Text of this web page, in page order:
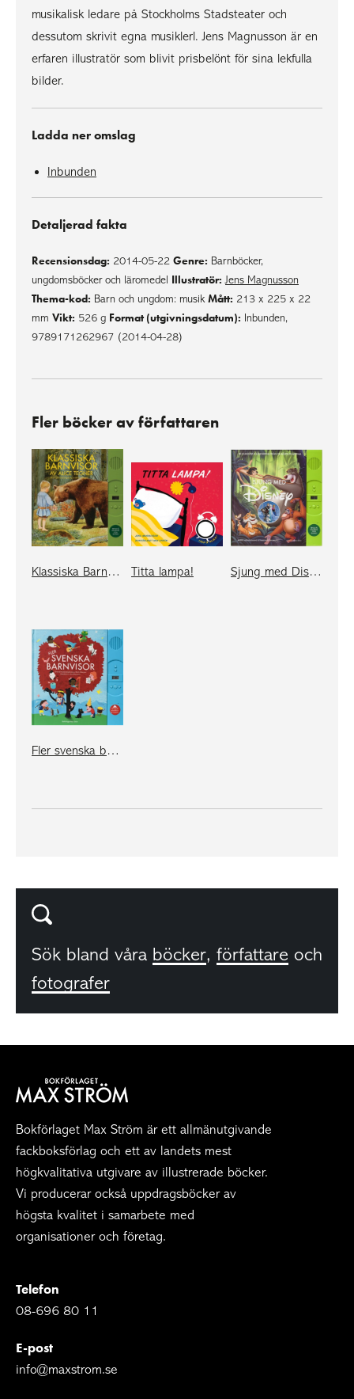
musikalisk ledare på Stockholms Stadsteater och
dessutom skrivit egna musiklerl. Jens Magnusson är en
erfaren illustratör som blivit prisbelönt för sina lekfulla
bilder.
Ladda ner omslag
Inbunden
Detaljerad fakta
Recensionsdag: 2014-05-22 Genre: Barnböcker,
ungdomsböcker och läromedel Illustratör: Jens Magnusson
Thema-kod: Barn och ungdom: musik Mått: 213 x 225 x 22
mm Vikt: 526 g Format (utgivningsdatum): Inbunden,
9789171262967 (2014-04-28)
Fler böcker av författaren
Klassiska Barnvisor Titta lampa! Sjung med Disney
Fler svenska barnvisor
Sök bland våra böcker, författare och
fotografer
Bokförlaget Max Ström är ett allmänutgivande
fackboksförlag och ett av landets mest
högkvalitativa utgivare av illustrerade böcker.
Vi producerar också uppdragsböcker av
högsta kvalitet i samarbete med
organisationer och företag.
Telefon
08-696 80 11
E-post
info@maxstrom.se